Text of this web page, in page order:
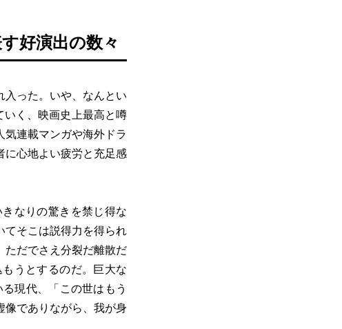
好演出の数々
った。いや、なんとい
いく、映画史上最高と噂
連載マンガや海外ドラ
に心地よい疲労と充足感
なりの驚きを禁じ得な
てそこは説得力を得られ
だでさえ分裂だ離散だ
うとするのだ。巨大な
現代、「この世はもう
像でありながら、我が身